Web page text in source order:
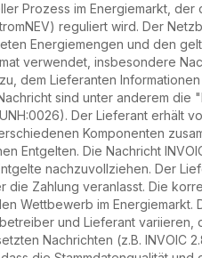
Prozess im Energiemarkt, der
reguliert wird. Der
Energiemengen und den
verwendet, insbesondere
dem Lieferanten
sind unter anderem die
Der Lieferant erhält
Komponenten
Entgelten. Die Nachricht
nachzuvollziehen. Der
Zahlung veranlasst. Die
Wettbewerb im Energiemarkt.
und Lieferant variieren,
Nachrichten (z.B. INVOIC